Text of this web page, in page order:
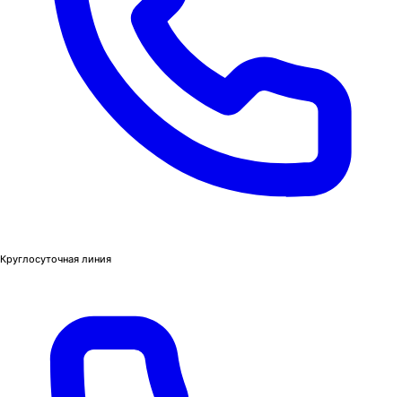
Круглосуточная линия